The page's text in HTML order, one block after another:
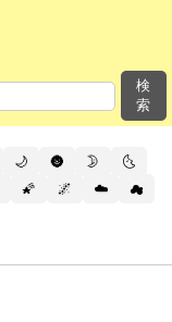
検
索
🌙 🌚 🌛
🌜
🌠 🌌 ☁️ ☁